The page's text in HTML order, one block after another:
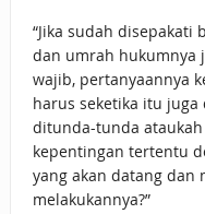
“Jika sudah
dan umrah hukumnya
wajib, pertanyaannya
harus seketika itu
ditunda-tunda
kepentingan tertentu
yang akan datang dan
melakukannya?”